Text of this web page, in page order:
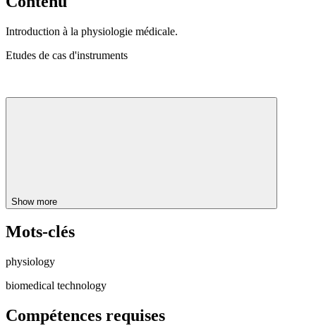
Introduction à la physiologie médicale.
Etudes de cas d'instruments
Show more
Mots-clés
physiology
biomedical technology
Compétences requises